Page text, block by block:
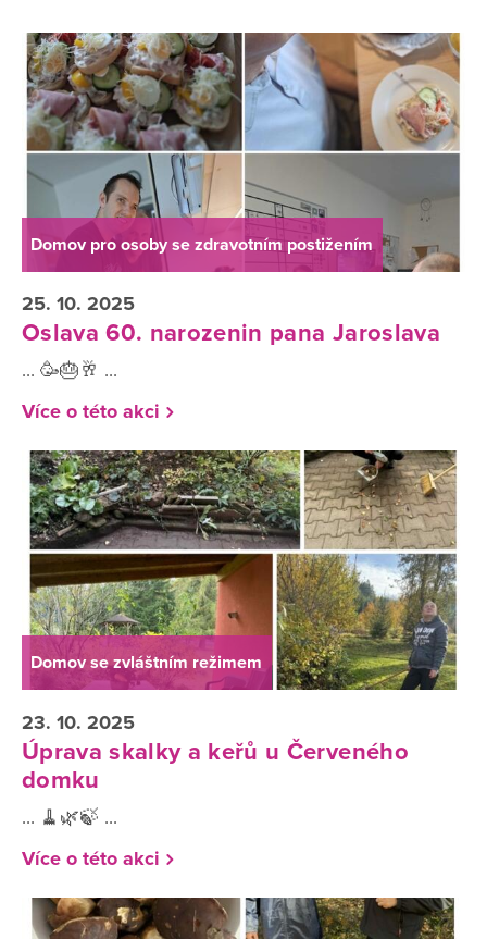
Domov pro osoby se zdravotním postižením
25. 10. 2025
Oslava 60. narozenin pana Jaroslava
... 🥳🎂🥂 ...
Více o této akci
Domov se zvláštním režimem
23. 10. 2025
Úprava skalky a keřů u Červeného
domku
... 🧹🌿🍃 ...
Více o této akci